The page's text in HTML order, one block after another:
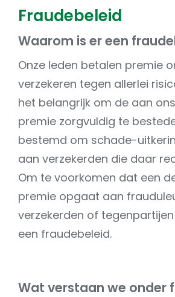
Fraudebeleid
Waarom is er een
Onze leden betalen premie
verzekeren tegen allerlei
het belangrijk om de aan
premie zorgvuldig te
bestemd om schade-
aan verzekerden die daar
Om te voorkomen dat een
premie opgaat aan
verzekerden of
een fraudebeleid.
Wat verstaan we onder